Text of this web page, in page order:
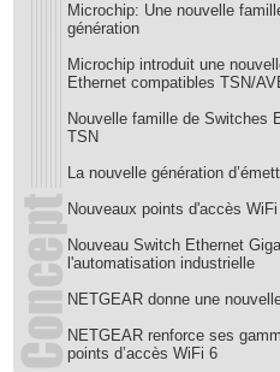
Microchip: Une nouvelle
génération
Microchip introduit une
Ethernet compatibles TSN/
Nouvelle famille de Switches
TSN
La nouvelle génération
Nouveaux points d'accès
Nouveau Switch Ethernet
l'automatisation industrielle
NETGEAR donne une
NETGEAR renforce ses
points d’accès WiFi 6